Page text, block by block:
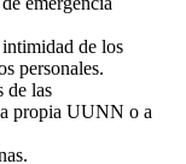
de los
personales.
de las
propia UUNN o a